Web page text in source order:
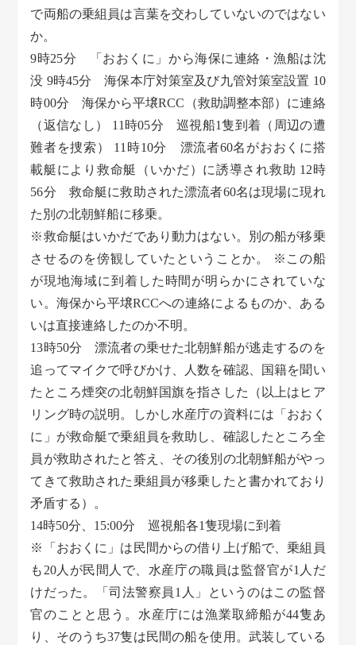
で両船の乗組員は言葉を交わしていないのではない
か。
9時25分 「おおくに」から海保に連絡・漁船は沈
没 9時45分 海保本庁対策室及び九管対策室設置 10
時00分 海保から平壌RCC（救助調整本部）に連絡
（返信なし） 11時05分 巡視船1隻到着（周辺の遭
難者を捜索） 11時10分 漂流者60名がおおくに搭
載艇により救命艇（いかだ）に誘導され救助 12時
56分 救命艇に救助された漂流者60名は現場に現れ
た別の北朝鮮船に移乗。
※救命艇はいかだであり動力はない。別の船が移乗
させるのを傍観していたということか。 ※この船
が現地海域に到着した時間が明らかにされていな
い。海保から平壌RCCへの連絡によるものか、ある
いは直接連絡したのか不明。
13時50分 漂流者の乗せた北朝鮮船が逃走するのを
追ってマイクで呼びかけ、人数を確認、国籍を聞い
たところ煙突の北朝鮮国旗を指さした（以上はヒア
リング時の説明。しかし水産庁の資料には「おおく
に」が救命艇で乗組員を救助し、確認したところ全
員が救助されたと答え、その後別の北朝鮮船がやっ
てきて救助された乗組員が移乗したと書かれており
矛盾する）。
14時50分、15:00分 巡視船各1隻現場に到着
※「おおくに」は民間からの借り上げ船で、乗組員
も20人が民間人で、水産庁の職員は監督官が1人だ
けだった。「司法警察員1人」というのはこの監督
官のことと思う。水産庁には漁業取締船が44隻あ
り、そのうち37隻は民間の船を使用。武装している